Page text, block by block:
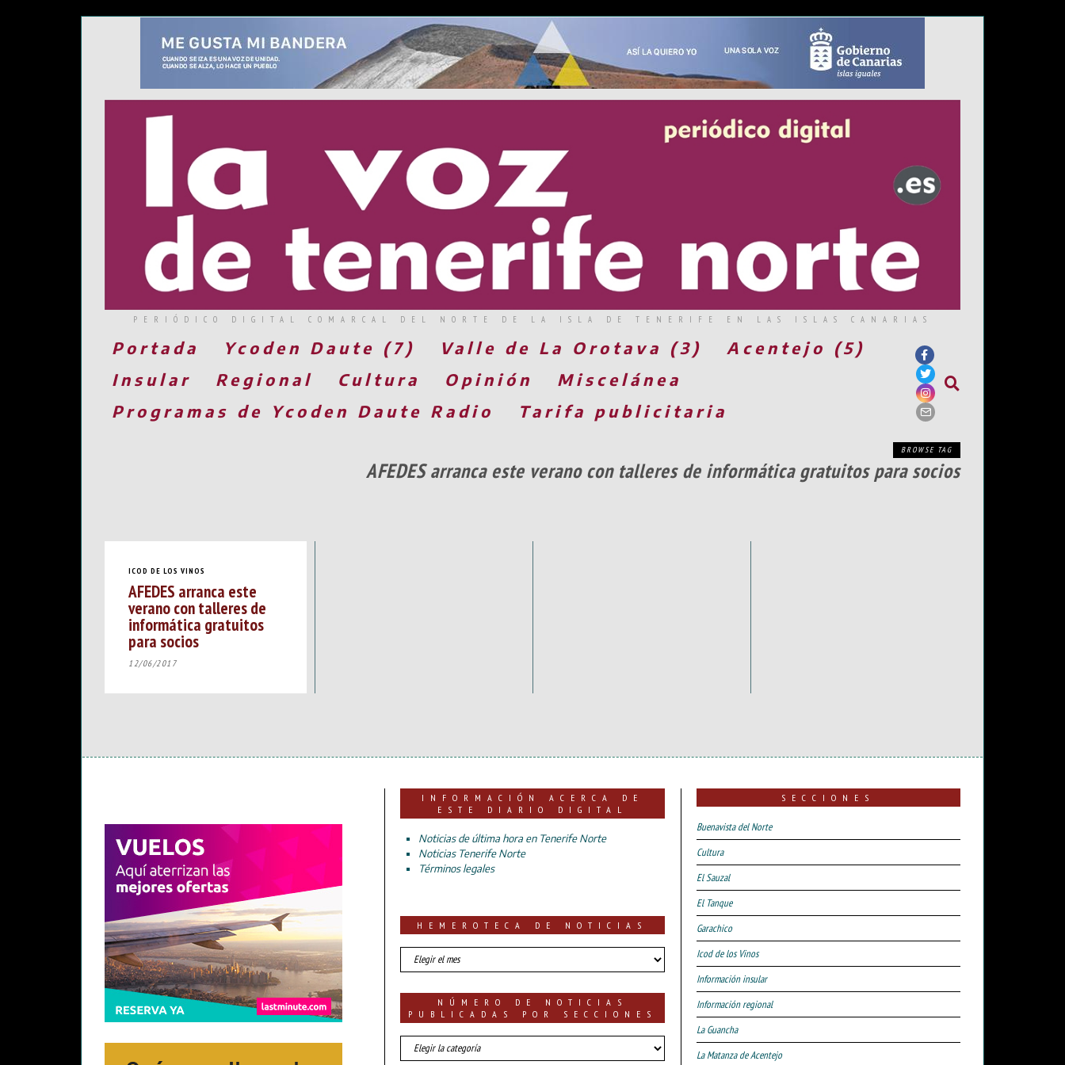
PERIÓDICO DIGITAL COMARCAL DEL NORTE DE LA ISLA DE TENERIFE EN LAS ISLAS CANARIAS
Portada Ycoden Daute (7) Valle de La Orotava (3)
Acentejo (5)
Insular
Regional Cultura Opinión
Miscelánea
Programas de Ycoden Daute Radio
Tarifa publicitaria
BROWSE TAG
AFEDES arranca este verano con talleres de informática gratuitos para socios
ICOD DE LOS VINOS
AFEDES arranca este
verano con talleres de
informática gratuitos
para socios
12/06/2017
INFORMACIÓN ACERCA DE
ESTE DIARIO DIGITAL
Noticias de última hora en Tenerife Norte
Noticias Tenerife Norte
Términos legales
HEMEROTECA DE NOTICIAS
HEMEROTECA
DE
NÚMERO DE NOTICIAS
PUBLICADAS POR SECCIONES
número
de
SECCIONES
Buenavista del Norte
Cultura
El Sauzal
El Tanque
Garachico
Icod de los Vinos
Información insular
Información regional
La Guancha
La Matanza de Acentejo